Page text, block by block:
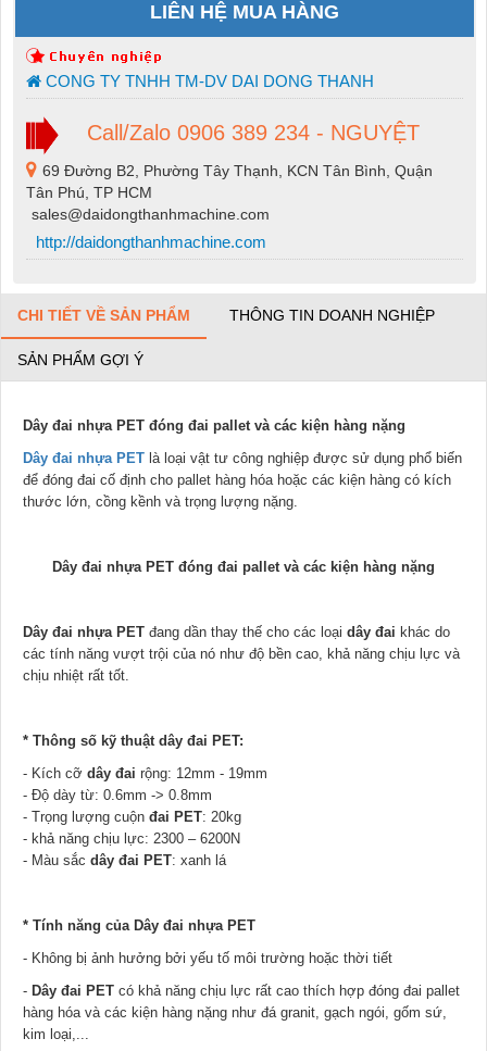
LIÊN HỆ MUA HÀNG
CONG TY TNHH TM-DV DAI DONG THANH
Call/Zalo 0906 389 234 - NGUYỆT
69 Đường B2, Phường Tây Thạnh, KCN Tân Bình, Quận
Tân Phú, TP HCM
sales@daidongthanhmachine.com
http://daidongthanhmachine.com
CHI TIẾT VỀ SẢN PHẨM THÔNG TIN DOANH NGHIỆP
SẢN PHẨM GỢI Ý
Dây đai nhựa PET đóng đai pallet và các kiện hàng nặng
Dây đai nhựa PET là loại vật tư công nghiệp được sử dụng phổ biến
để đóng đai cố định cho pallet hàng hóa hoặc các kiện hàng có kích
thước lớn, cồng kềnh và trọng lượng nặng.
Dây đai nhựa PET đóng đai pallet và các kiện hàng nặng
Dây đai nhựa PET đang dần thay thế cho các loại dây đai khác do
các tính năng vượt trội của nó như độ bền cao, khả năng chịu lực và
chịu nhiệt rất tốt.
* Thông số kỹ thuật dây đai PET:
- Kích cỡ dây đai rộng: 12mm - 19mm
- Độ dày từ: 0.6mm -> 0.8mm
- Trọng lượng cuộn đai PET: 20kg
- khả năng chịu lực: 2300 – 6200N
- Màu sắc dây đai PET: xanh lá
* Tính năng của Dây đai nhựa PET
- Không bị ảnh hưởng bởi yếu tố môi trường hoặc thời tiết
- Dây đai PET có khả năng chịu lực rất cao thích hợp đóng đai pallet
hàng hóa và các kiện hàng nặng như đá granit, gạch ngói, gốm sứ,
kim loại,...